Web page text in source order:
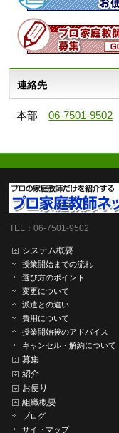
連絡先
本部06-7501-9502
TEL：06-7501-9502
システム概要
授業開始までの流れ
選び方のポイント
変更について
派遣との違い
費用について
授業開始後のアドバイス
キャンセル・解約について
募集
紹介
お便り
組織概要
ブログ
サイトマップ